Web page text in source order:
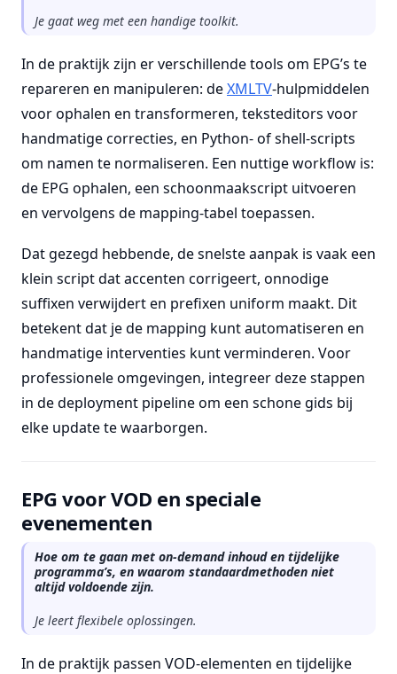
Je gaat weg met een handige toolkit.
In de praktijk zijn er verschillende tools om EPG’s te
repareren en manipuleren: deXMLTV-hulpmiddelen
voor ophalen en transformeren, teksteditors voor
handmatige correcties, en Python- of shell-scripts
om namen te normaliseren. Een nuttige workflow is:
de EPG ophalen, een schoonmaakscript uitvoeren
en vervolgens de mapping-tabel toepassen.
Dat gezegd hebbende, de snelste aanpak is vaak een
klein script dat accenten corrigeert, onnodige
suffixen verwijdert en prefixen uniform maakt. Dit
betekent dat je de mapping kunt automatiseren en
handmatige interventies kunt verminderen. Voor
professionele omgevingen, integreer deze stappen
in de deployment pipeline om een schone gids bij
elke update te waarborgen.
EPG voor VOD en speciale
evenementen
Hoe om te gaan met on-demand inhoud en tijdelijke
programma’s, en waarom standaardmethoden niet
altijd voldoende zijn.
Je leert flexibele oplossingen.
In de praktijk passen VOD-elementen en tijdelijke